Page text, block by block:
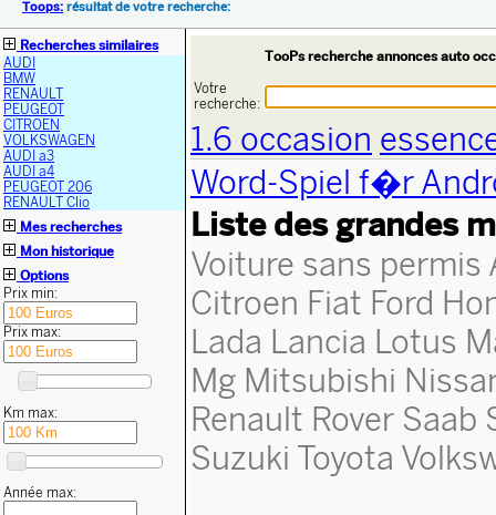
Toops: résultat de votre recherche:
TooPs recherche annonces auto
Votre
recherche:
1.6 occasion
Word-Spiel f�r
Liste des grandes
Voiture sans permis
Citroen Fiat Ford
Lada Lancia Lotus
Mg Mitsubishi
Renault Rover Saab
Suzuki Toyota
Recherches similaires
AUDI
BMW
RENAULT
PEUGEOT
CITROEN
VOLKSWAGEN
AUDI a3
AUDI a4
PEUGEOT 206
RENAULT Clio
Mes recherches
Mon historique
Options
Prix min:
Prix max:
Km max:
Année max: